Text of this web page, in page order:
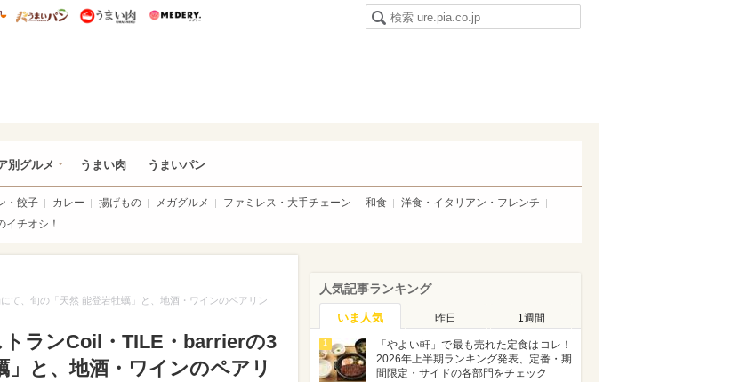
ニー特集
うまいめし うまいパン うまい肉
別グルメ うまい肉 うまいパン
・餃子 カレー 揚げもの メガグルメ ファミレス・大手チェーン 和食
洋食・イタリアン・フレンチ
イチオシ！
て、旬の「天然 能登岩牡蠣」と、地酒・ワインのペアリン
ランCoil・TILE・barrierの3
」と、地酒・ワインのペアリ
人気記事ランキング
いま人気 昨日 1週間
1
「やよい軒」で最も売れた定食はコレ！
2026年上半期ランキング発表、定番・期
間限定・サイドの各部門をチェック